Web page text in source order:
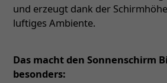
und erzeugt dank der
luftiges Ambiente.
Das macht den Sonnenschirm
besonders: